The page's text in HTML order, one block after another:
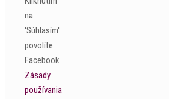
na
'Súhlasím'
povolíte
Facebook
Zásady
používania